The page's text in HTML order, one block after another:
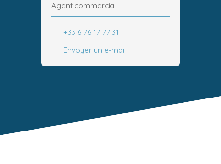
Agent commercial
+33 6 76 17 77 31
Envoyer un e-mail